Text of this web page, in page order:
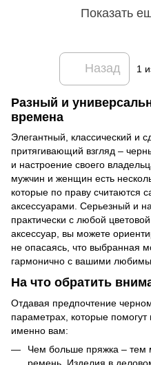
Показать
Назад 1
Разный и
времена
Элегантный, классический и
притягивающий взгляд –
и настроение своего
мужчин и женщин есть
которые по праву считаются
аксессуарами. Серьезный и
практически с любой
аксессуар, вы можете
не опасаясь, что выбранная
гармонично с вашими
На что обратить
Отдавая предпочтение
параметрах, которые
именно вам:
Чем больше пряжка –
ремень. Изделия в